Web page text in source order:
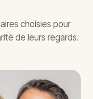
choisies pour
de leurs regards.